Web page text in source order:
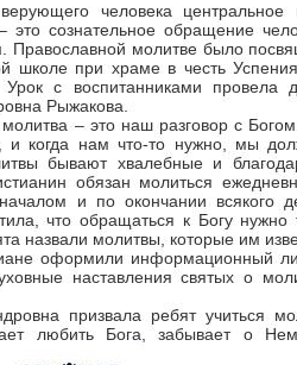
человека центральное
это сознательное обращение
Православной молитве было
школе при храме в честь
с воспитанниками провела
Рыжакова.
– это наш разговор с
когда нам что-то нужно, мы
бывают хвалебные и
обязан молиться
и по окончании всякого
что обращаться к Богу нужно
назвали молитвы, которые им
оформили информационный
наставления святых о
призвала ребят учиться
любить Бога, забывает о